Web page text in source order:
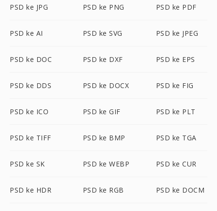
PSD ke JPG PSD ke PNG PSD ke PDF
PSD ke AI PSD ke SVG PSD ke JPEG
PSD ke DOC PSD ke DXF PSD ke EPS
PSD ke DDS PSD ke DOCX PSD ke FIG
PSD ke ICO PSD ke GIF PSD ke PLT
PSD ke TIFF PSD ke BMP PSD ke TGA
PSD ke SK PSD ke WEBP PSD ke CUR
PSD ke HDR PSD ke RGB PSD ke DOCM